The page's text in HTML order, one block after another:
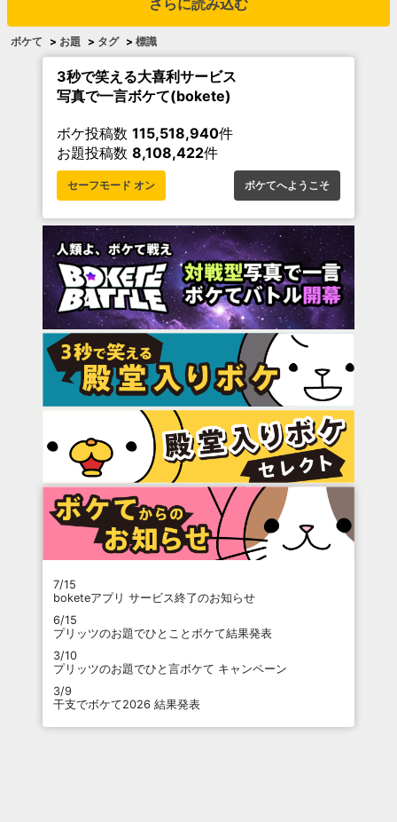
さらに読み込む
ボケて > お題 > タグ > 標識
3秒で笑える大喜利サービス
写真で一言ボケて(bokete)
ボケ投稿数 115,518,940件
お題投稿数 8,108,422件
セーフモード オン ボケてへようこそ
7/15
boketeアプリ サービス終了のお知らせ
6/15
プリッツのお題でひとことボケて結果発表
3/10
プリッツのお題でひと言ボケて キャンペーン
3/9
干支でボケて2026 結果発表